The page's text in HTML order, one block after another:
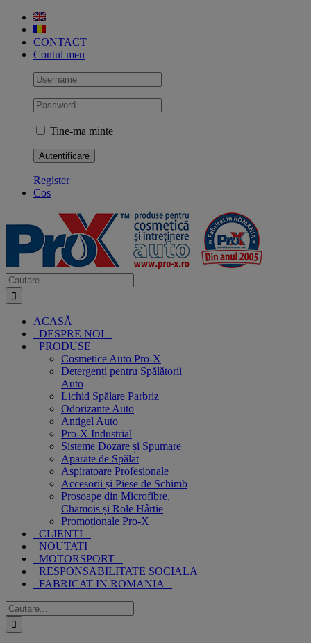
Skip
contentCONTACT
Contul meu
Tine-ma minte
Register
Cos
Cautare...
ACASĂ
DESPRE NOI
PRODUSE
Cosmetice Auto Pro-X
Detergenți pentru Spălătorii
Auto
Lichid Spălare Parbriz
Odorizante Auto
Antigel Auto
Pro-X Industrial
Sisteme Dozare și Spumare
Aparate de Spălat
Aspiratoare Profesionale
Accesorii și Piese de Schimb
Prosoape din Microfibre,
Chamois și Role Hârtie
Promoționale Pro-X
CLIENTI
NOUTATI
MOTORSPORT
RESPONSABILITATE SOCIALA
FABRICAT IN ROMANIA
Cautare...